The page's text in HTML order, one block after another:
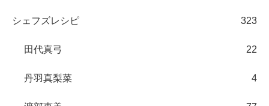
シェフズレシピ 323
田代真弓 22
丹羽真梨菜 4